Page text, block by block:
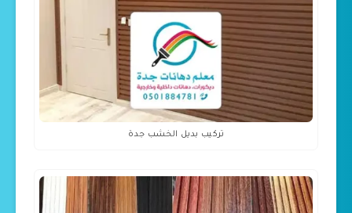
تركيب بديل الخشب جدة